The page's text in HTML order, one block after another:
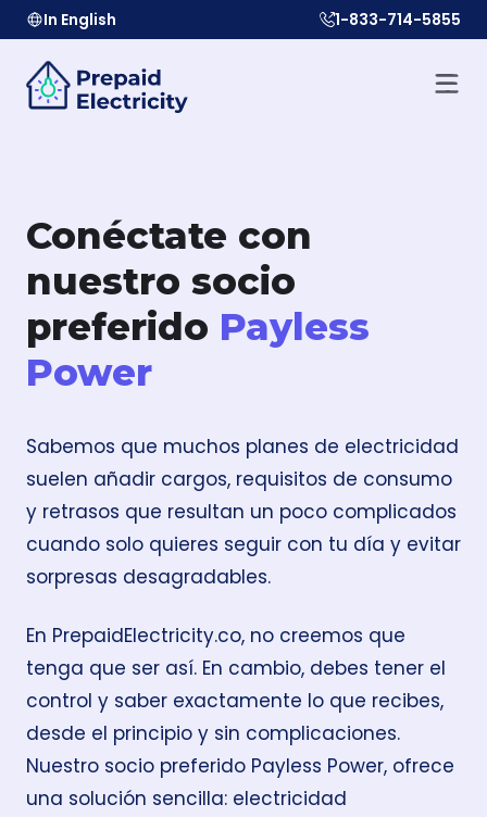
In English 1-833-714-5855
Conéctate con
nuestro socio
preferido Payless
Power
Sabemos que muchos planes de electricidad
suelen añadir cargos, requisitos de consumo
y retrasos que resultan un poco complicados
cuando solo quieres seguir con tu día y evitar
sorpresas desagradables.
En PrepaidElectricity.co, no creemos que
tenga que ser así. En cambio, debes tener el
control y saber exactamente lo que recibes,
desde el principio y sin complicaciones.
Nuestro socio preferido Payless Power, ofrece
una solución sencilla: electricidad